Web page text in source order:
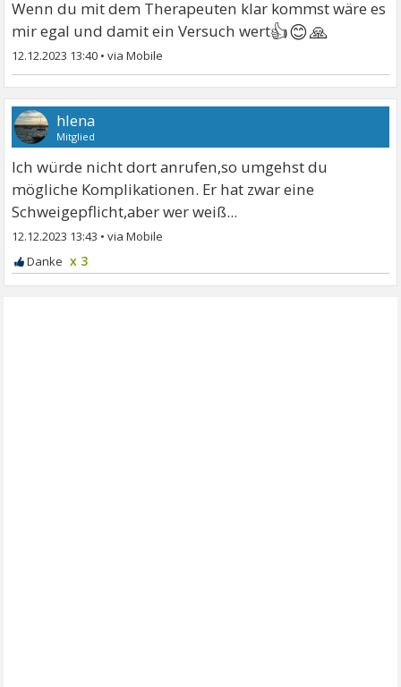
Wenn du mit dem Therapeuten klar kommst wäre es
mir egal und damit ein Versuch wert👍😊🙏
12.12.2023 13:40 •
hlena
Mitglied
Ich würde nicht dort anrufen,so umgehst du
mögliche Komplikationen. Er hat zwar eine
Schweigepflicht,aber wer weiß...
12.12.2023 13:43 •
x 3